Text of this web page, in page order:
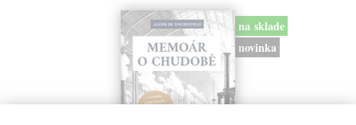
na sklade
novinka